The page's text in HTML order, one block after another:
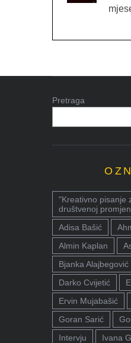
Pretraga
"Kreativno pisanje
društvenoj
Adisa Bašić
Almin Kaplan
Bjanka Alajbegović
Darko Cvijetić
Ervin Mujabašić
Goran Sarić
Intervju
Ivana